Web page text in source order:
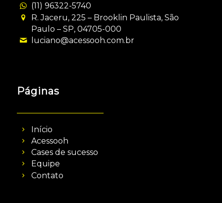
(11) 96322-5740
R. Jaceru, 225 – Brooklin Paulista, São
Paulo – SP, 04705-000
luciano@acessooh.com.br
Páginas
Início
Acessooh
Cases de sucesso
Equipe
Contato